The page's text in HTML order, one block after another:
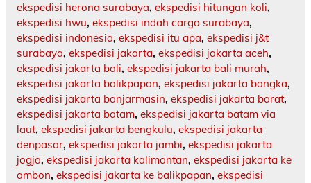
ekspedisi herona surabaya, ekspedisi hitungan koli,
ekspedisi hwu, ekspedisi indah cargo surabaya,
ekspedisi indonesia, ekspedisi itu apa, ekspedisi j&t
surabaya, ekspedisi jakarta, ekspedisi jakarta aceh,
ekspedisi jakarta bali, ekspedisi jakarta bali murah,
ekspedisi jakarta balikpapan, ekspedisi jakarta bangka,
ekspedisi jakarta banjarmasin, ekspedisi jakarta barat,
ekspedisi jakarta batam, ekspedisi jakarta batam via
laut, ekspedisi jakarta bengkulu, ekspedisi jakarta
denpasar, ekspedisi jakarta jambi, ekspedisi jakarta
jogja, ekspedisi jakarta kalimantan, ekspedisi jakarta ke
ambon, ekspedisi jakarta ke balikpapan, ekspedisi